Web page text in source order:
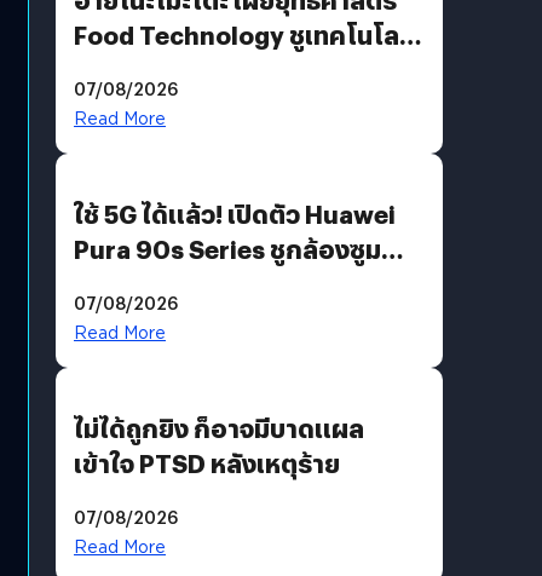
Food Technology ชูเทคโนโลยี
บริโภคและ B2B
07/08/2026
Read More
ใช้ 5G ได้แล้ว! เปิดตัว Huawei
Pura 90s Series ชูกล้องซูม
07/08/2026
Read More
ไม่ได้ถูกยิง ก็อาจมีบาดแผล
เข้าใจ PTSD หลังเหตุร้าย
07/08/2026
Read More